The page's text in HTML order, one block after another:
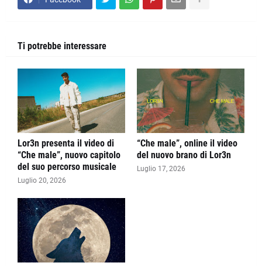
Ti potrebbe interessare
Lor3n presenta il video di
“Che male”, nuovo capitolo
del suo percorso musicale
Luglio 20, 2026
“Che male”, online il video
del nuovo brano di Lor3n
Luglio 17, 2026